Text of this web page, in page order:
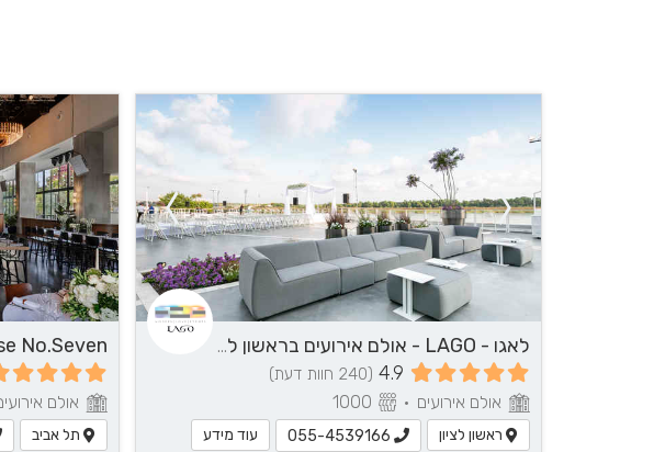
לאגו - LAGO - אולם אירועים בראשון לציון
4.9 (240 חוות דעת)
אולם אירועים •
ראשון לציון 055-4539166 עוד מידע
אולם
תל אביב